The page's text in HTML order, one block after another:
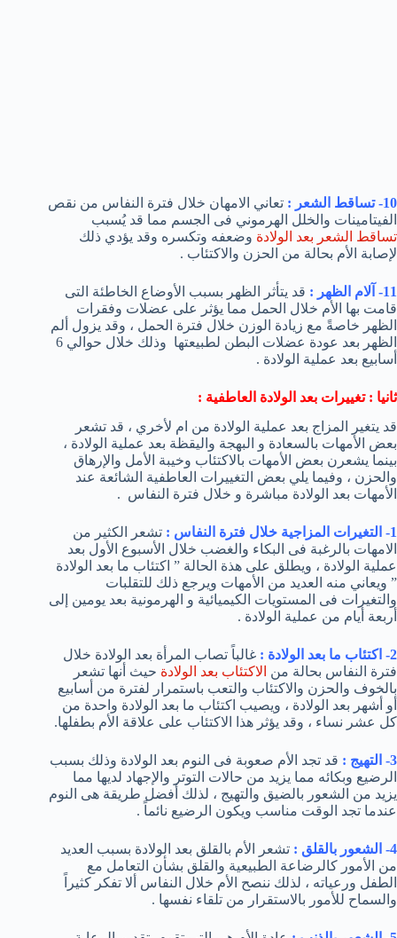
10- تساقط الشعر :
تعاني الامهان خلال فترة النفاس من نقص
الفيتامينات والخلل الهرموني فى الجسم مما قد يُسبب
تساقط الشعر بعد الولادة وضعفه وتكسره وقد يؤدي ذلك
لإصابة الأم بحالة من الحزن والاكتئاب .
11- آلام الظهر :
قد يتأثر الظهر بسبب الأوضاع الخاطئة التى
قامت بها الأم خلال الحمل مما يؤثر على عضلات وفقرات
الظهر خاصةً مع زيادة الوزن خلال فترة الحمل ، وقد يزول ألم
الظهر بعد عودة عضلات البطن لطبيعتها وذلك خلال حوالي 6
أسابيع بعد عملية الولادة .
ثانيا : تغييرات بعد الولادة العاطفية :
قد يتغير المزاج بعد عملية الولادة من ام لأخري ، قد تشعر
بعض الأمهات بالسعادة و البهجة واليقظة بعد عملية الولادة ،
بينما يشعرن بعض الأمهات بالاكتئاب وخيبة الأمل والإرهاق
والحزن ، وفيما يلي بعض التغييرات العاطفية الشائعة عند
الأمهات بعد الولادة مباشرة و خلال فترة النفاس .
1- التغيرات المزاجية خلال فترة النفاس :
تشعر الكثير من
الامهات بالرغبة فى البكاء والغضب خلال الأسبوع الأول بعد
عملية الولادة ، ويطلق على هذة الحالة ” اكتئاب ما بعد الولادة
” ويعاني منه العديد من الأمهات ويرجع ذلك للتقلبات
والتغيرات فى المستويات الكيميائية و الهرمونية بعد يومين إلى
أربعة أيام من عملية الولادة .
2- اكتئاب ما بعد الولادة :
غالباً تصاب المرأة بعد الولادة خلال
فترة النفاس بحالة من الاكتئاب بعد الولادة حيث أنها تشعر
بالخوف والحزن والاكتئاب والتعب باستمرار لفترة من أسابيع
أو أشهر بعد الولادة ، ويصيب اكتئاب ما بعد الولادة واحدة من
كل عشر نساء ، وقد يؤثر هذا الاكتئاب على علاقة الأم بطفلها.
3- التهيج :
قد تجد الأم صعوبة فى النوم بعد الولادة وذلك بسبب
الرضيع وبكائه مما يزيد من حالات التوتر والإجهاد لديها مما
يزيد من الشعور بالضيق والتهيج ، لذلك أفضل طريقة هى النوم
عندما تجد الوقت مناسب ويكون الرضيع نائماً .
4- الشعور بالقلق :
تشعر الأم بالقلق بعد الولادة بسبب العديد
من الأمور كالرضاعة الطبيعية والقلق بشأن التعامل مع
الطفل ورعياته ، لذلك ننصح الأم خلال النفاس ألا تفكر كثيراً
والسماح للأمور بالاستقرار من تلقاء نفسها .